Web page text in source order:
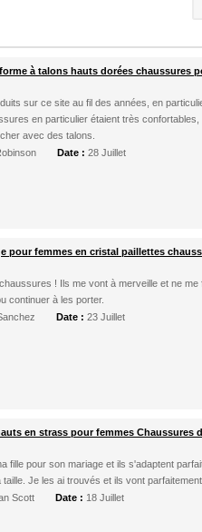
à talons hauts dorées chaussures
sur ce site au fil des années, en
en particulier étaient très
avec des talons.
Date : 28 Juillet
pour femmes en cristal paillettes
! Ils me vont à merveille et ne
continuer à les porter.
Date : 23 Juillet
en strass pour femmes Chaussures
fille pour son mariage et ils s'adaptent
Je les ai trouvés et ils vont
Scott Date : 18 Juillet